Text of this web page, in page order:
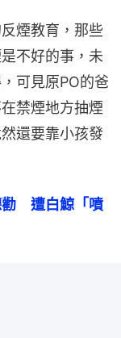
煙教育，那些
不好的事，未
可見原PO的爸
禁煙地方抽煙
還要靠小孩發
　遭白鯨「噴